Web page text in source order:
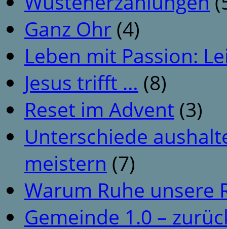
Ganz Ohr (4)
Leben mit Passion:
Jesus trifft … (8)
Reset im Advent (3)
Unterschiede
meistern (7)
Warum Ruhe unsere
Gemeinde 1.0 –